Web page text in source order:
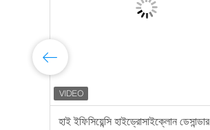
হাই ইফিসিয়েন্সি হাইড্রোসাইক্লোন ডেসান্ডার